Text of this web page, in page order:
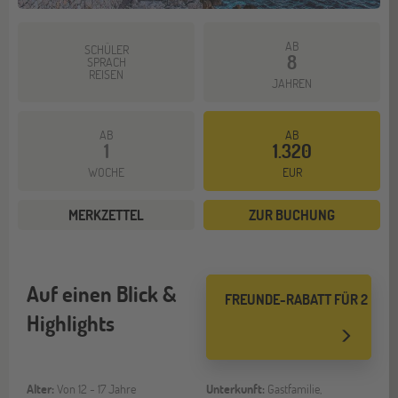
SCHÜLER
SPRACH
REISEN
AB
8
JAHREN
AB
1
WOCHE
AB
1.320
EUR
MERKZETTEL ZUR BUCHUNG
FREUNDE-RABATT FÜR 2
Auf einen Blick &
Highlights
Alter: Von 12 - 17 Jahre
Unterkunft: Gastfamilie,